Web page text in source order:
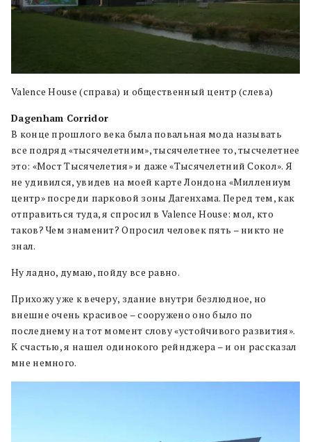
Valence House (справа) и общественный центр (слева)
Dagenham Corridor
В конце прошлого века была повальная мода называть
все подряд «тысячелетним», тысячелетнее то, тысчелетнее
это: «Мост Тысячелетия» и даже «Тысячелетний Сокол». Я
не удивился, увидев на моей карте Лондона «Миллениум
центр» посреди парковой зоны Дагенхама. Перед тем, как
отправиться туда, я спросил в Valence House: мол, кто
таков? Чем знаменит? Опросил человек пять – никто не
знал.
Ну ладно, думаю, пойду все равно.
Прихожу уже к вечеру, здание внутри безлюдное, но
внешне очень красивое – сооружено оно было по
последнему на тот момент слову «устойчивого развития».
К счастью, я нашел одинокого рейнджера – и он рассказал
мне немного.